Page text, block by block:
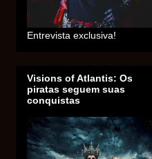
Entrevista exclusiva!
Visions of Atlantis: Os
piratas seguem suas
conquistas